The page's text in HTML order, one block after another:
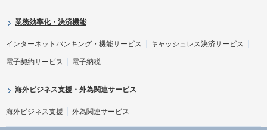
業務効率化・決済機能
インターネットバンキング・機能サービス キャッシュレス決済サービス
電子契約サービス 電子納税
海外ビジネス支援・外為関連サービス
海外ビジネス支援 外為関連サービス